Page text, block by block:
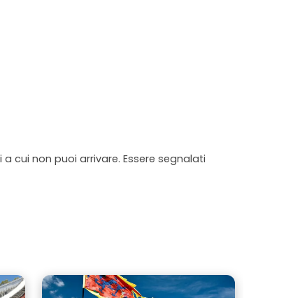
cui non puoi arrivare. Essere segnalati